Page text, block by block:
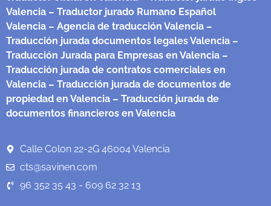
Valencia – Traductor jurado Rumano Español
Valencia – Agencia de traducción Valencia –
Traducción jurada documentos legales Valencia –
Traducción Jurada para Empresas en Valencia –
Traducción jurada de contratos comerciales en
Valencia – Traducción jurada de documentos de
propiedad en Valencia – Traducción jurada de
documentos financieros en Valencia
Calle Colon 22-2G 46004 Valencia
cts@savinen.com
96 352 35 43 - 609 62 32 13